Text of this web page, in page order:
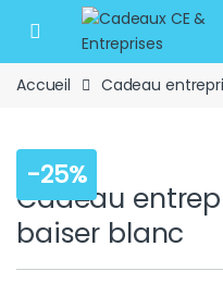
Skip to navigation
Skip to content
Open
Accueil Cadeau
-25%
Cadeau
baiser blanc